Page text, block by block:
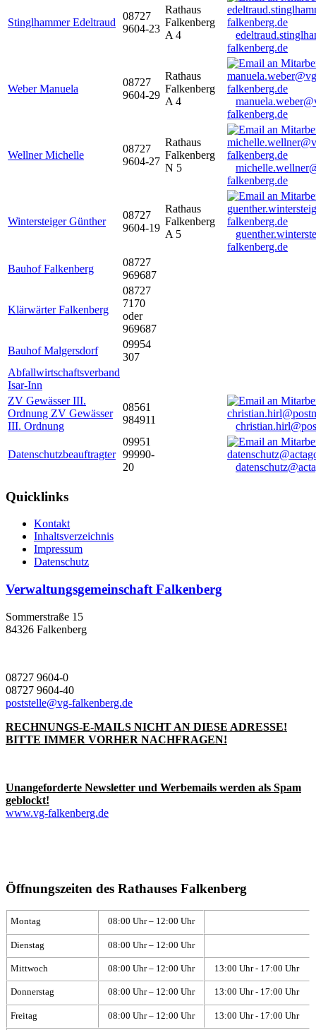
Stinglhammer Edeltraud
08727
9604-23
Rathaus
Falkenberg
A 4
falkenberg.de
Weber Manuela
08727
9604-29
Rathaus
Falkenberg
A 4
falkenberg.de
Wellner Michelle
08727
9604-27
Rathaus
Falkenberg
N 5
falkenberg.de
Wintersteiger Günther
08727
9604-19
Rathaus
Falkenberg
A 5
falkenberg.de
Bauhof Falkenberg
08727
969687
Klärwärter Falkenberg
08727
7170
oder
969687
Bauhof Malgersdorf
09954
307
Abfallwirtschaftsverband
Isar-Inn
ZV Gewässer III.
Ordnung ZV Gewässer
III. Ordnung
08561
984911
Datenschutzbeauftragter
09951
99990-
20
Quicklinks
Kontakt
Inhaltsverzeichnis
Impressum
Datenschutz
Verwaltungsgemeinschaft Falkenberg
Sommerstraße 15
84326 Falkenberg
08727 9604-0
08727 9604-40
poststelle@vg-falkenberg.de
RECHNUNGS-E-MAILS NICHT AN DIESE ADRESSE!
BITTE IMMER VORHER NACHFRAGEN!
Unangeforderte Newsletter und Werbemails werden als Spam
geblockt!
www.vg-falkenberg.de
Öffnungszeiten des Rathauses Falkenberg
Montag 08:00 Uhr – 12:00 Uhr
Dienstag 08:00 Uhr – 12:00 Uhr
Mittwoch 08:00 Uhr – 12:00 Uhr 13:00 Uhr - 17:00 Uhr
Donnerstag 08:00 Uhr – 12:00 Uhr 13:00 Uhr - 17:00 Uhr
Freitag 08:00 Uhr – 12:00 Uhr 13:00 Uhr - 17:00 Uhr